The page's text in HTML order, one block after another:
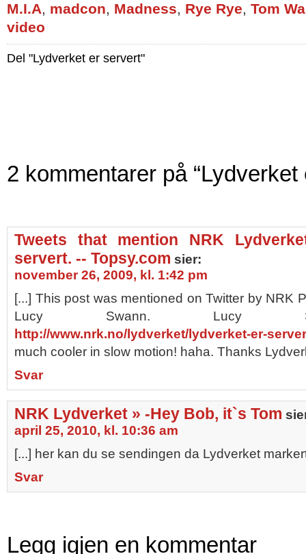
M.I.A, madcon, Madness, Rye Rye, Tom
video
Del "Lydverket er servert"
2 kommentarer på “Lydverket
Tweets that mention NRK
servert. -- Topsy.com sier:
november 26, 2009, kl. 1:42 pm
[...] This post was mentioned on Twitter by NRK
Lucy Swann. Lucy
http://www.nrk.no/lydverket/lydverket-er-
much cooler in slow motion! haha. Thanks
Svar
NRK Lydverket » -Hey Bob, it`s Tom
april 25, 2010, kl. 10:36 am
[...] her kan du se sendingen da Lydverket
Svar
Legg igjen en kommentar